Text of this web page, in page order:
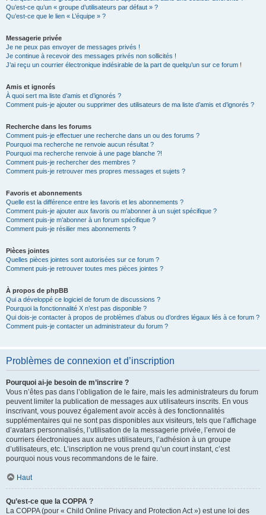
Qu’est-ce qu’un « groupe d’utilisateurs par défaut » ?
Qu’est-ce que le lien « L’équipe » ?
Messagerie privée
Je ne peux pas envoyer de messages privés !
Je continue à recevoir des messages privés non sollicités !
J’ai reçu un courrier électronique indésirable de la part de quelqu’un sur ce forum !
Amis et ignorés
À quoi sert ma liste d’amis et d’ignorés ?
Comment puis-je ajouter ou supprimer des utilisateurs de ma liste d’amis et d’ignorés ?
Recherche dans les forums
Comment puis-je effectuer une recherche dans un ou des forums ?
Pourquoi ma recherche ne renvoie aucun résultat ?
Pourquoi ma recherche renvoie à une page blanche ?!
Comment puis-je rechercher des membres ?
Comment puis-je retrouver mes propres messages et sujets ?
Favoris et abonnements
Quelle est la différence entre les favoris et les abonnements ?
Comment puis-je ajouter aux favoris ou m’abonner à un sujet spécifique ?
Comment puis-je m’abonner à un forum spécifique ?
Comment puis-je résilier mes abonnements ?
Pièces jointes
Quelles pièces jointes sont autorisées sur ce forum ?
Comment puis-je retrouver toutes mes pièces jointes ?
À propos de phpBB
Qui a développé ce logiciel de forum de discussions ?
Pourquoi la fonctionnalité X n’est pas disponible ?
Qui dois-je contacter à propos de problèmes d’abus ou d’ordres légaux liés à ce forum ?
Comment puis-je contacter un administrateur du forum ?
Problèmes de connexion et d’inscription
Pourquoi ai-je besoin de m’inscrire ?
Vous n’êtes pas dans l’obligation de le faire, mais les administrateurs du forum
peuvent limiter la publication de messages aux utilisateurs inscrits. En vous
inscrivant, vous pouvez également avoir accès à des fonctionnalités
supplémentaires qui ne sont pas disponibles aux visiteurs, tels que l’affichage
d’avatars personnalisés, l’utilisation de la messagerie privée, l’envoi de
courriers électroniques aux autres utilisateurs, l’adhésion à un groupe
d’utilisateurs, etc. L’inscription ne vous prend qu’un court instant, c’est
pourquoi nous vous recommandons de le faire.
Haut
Qu’est-ce que la COPPA ?
La COPPA (pour « Child Online Privacy and Protection Act ») est une loi des